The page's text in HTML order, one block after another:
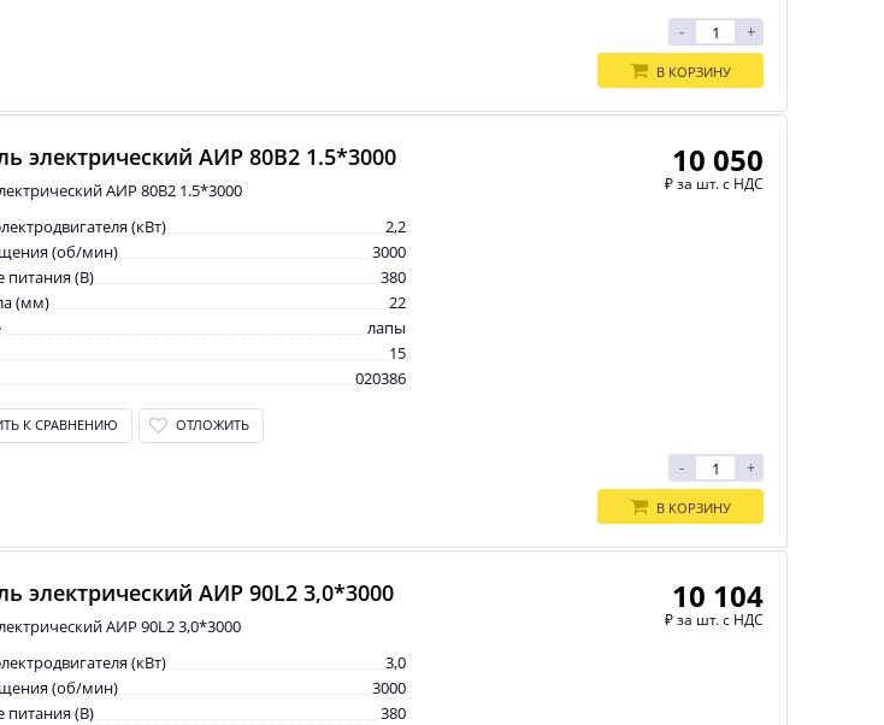
+
-
В КОРЗИНУ
электрический АИР 80B2 1.5*3000
АИР 80B2 1.5*3000
(кВт)
2,2
(об/мин)
3000
питания (В)
380
(мм)
22
лапы
15
020386
К СРАВНЕНИЮ ОТЛОЖИТЬ
10 050
₽за шт. с НДС
+
-
В КОРЗИНУ
электрический АИР 90L2 3,0*3000
АИР 90L2 3,0*3000
(кВт)
3,0
(об/мин)
3000
питания (В)
380
10 104
₽за шт. с НДС